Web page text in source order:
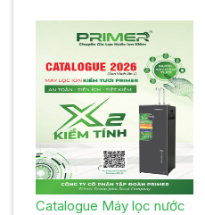
Catalogue Máy lọc nước